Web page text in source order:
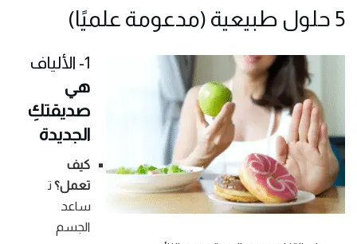
5 حلول طبيعية (مدعومة علميًا)
1- الألياف
هي
صديقتكِ
الجديدة
كيف
تعمل؟ ت
ساعد
الجسم